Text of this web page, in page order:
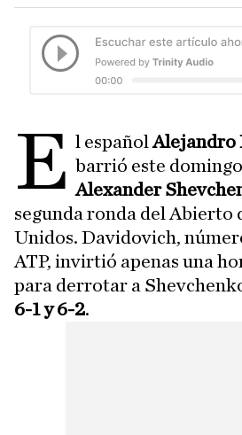
E l españolAlejandro
barrió este
Alexander
segunda ronda del Abierto
Unidos. Davidovich,
ATP, invirtió apenas una
para derrotar a
6-1 y 6-2.